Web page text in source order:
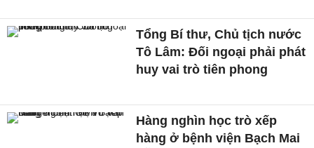
Tổng Bí thư, Chủ tịch nước
Tô Lâm: Đối ngoại phải phát
huy vai trò tiên phong
Hàng nghìn học trò xếp
hàng ở bệnh viện Bạch Mai